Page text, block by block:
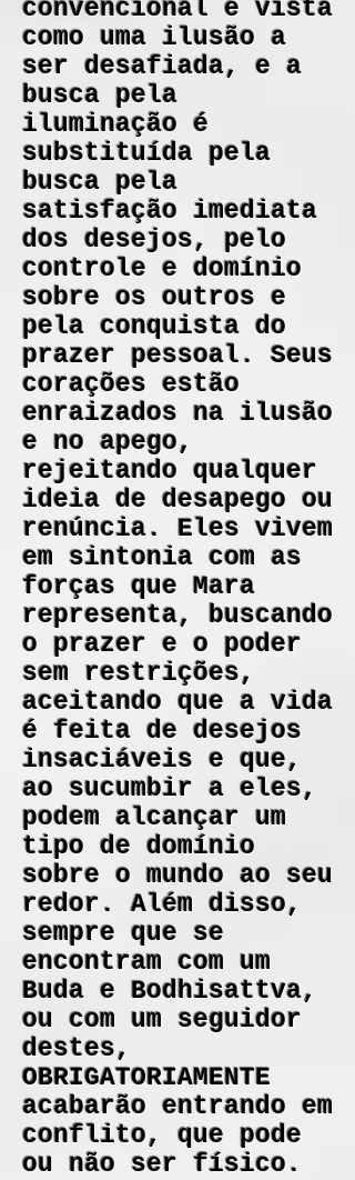
convencional é vista
como uma ilusão a
ser desafiada, e a
busca pela
iluminação é
substituída pela
busca pela
satisfação imediata
dos desejos, pelo
controle e domínio
sobre os outros e
pela conquista do
prazer pessoal. Seus
corações estão
enraizados na ilusão
e no apego,
rejeitando qualquer
ideia de desapego ou
renúncia. Eles vivem
em sintonia com as
forças que Mara
representa, buscando
o prazer e o poder
sem restrições,
aceitando que a vida
é feita de desejos
insaciáveis e que,
ao sucumbir a eles,
podem alcançar um
tipo de domínio
sobre o mundo ao seu
redor. Além disso,
sempre que se
encontram com um
Buda e Bodhisattva,
ou com um seguidor
destes,
OBRIGATORIAMENTE
acabarão entrando em
conflito, que pode
ou não ser físico.